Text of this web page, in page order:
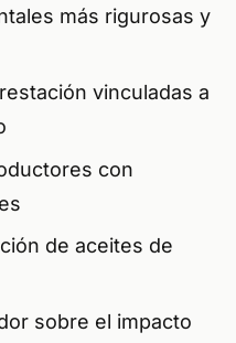
más rigurosas y
vinculadas a
con
de aceites de
sobre el impacto